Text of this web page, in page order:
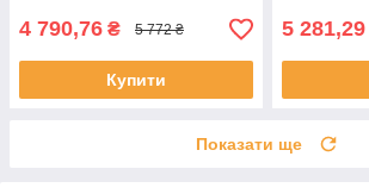
4 790,76 ₴ 5 772 ₴
Купити
5 281,29
Показати ще